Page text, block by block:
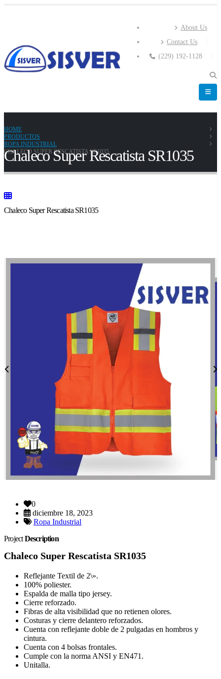
About Us
Contact Us
(229) 192-1128
HOME
PRODUCTOS
ROPA INDUSTRIAL
CHALECO SUPER RESCATISTA SR1035
Chaleco Super Rescatista SR1035
Chaleco Super Rescatista SR1035
0
diciembre 18, 2023
Ropa Industrial
ProjectDescription
Chaleco Super Rescatista SR1035
Reflejante Textil de 2\».
100% poliester.
Espalda de malla tipo jersey.
Cierre reforzado.
Fibras de alta visibilidad que no retienen olores.
Costuras y cierre delantero reforzados.
Cuenta con reflejante doble de 2 pulgadas en hombros y
cintura.
Cuenta con 4 bolsas frontales.
Cumple con la norma ANSI y EN471.
Unitalla.